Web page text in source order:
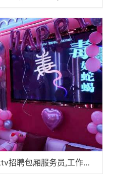
杭州拱墅区和睦街道附近ktv招聘包厢服务员,工作好做吗？